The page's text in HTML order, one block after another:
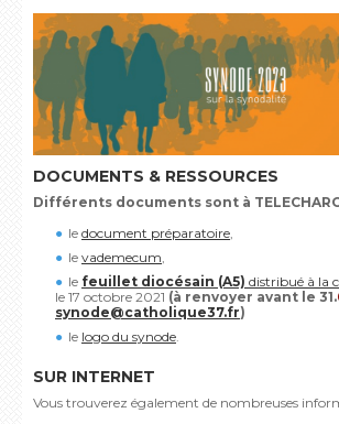
DOCUMENTS & RESSOURCES
Différents documents sont à
le document préparatoire,
le vademecum,
le feuillet diocésain (A5) distribué à la
le 17 octobre 2021 (à renvoyer avant le 31.
synode@catholique37.fr)
le logo du synode.
SUR INTERNET
Vous trouverez également de nombreuses